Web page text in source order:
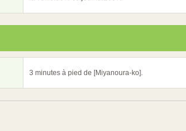
3 minutes à pied de [Miyanoura-ko].